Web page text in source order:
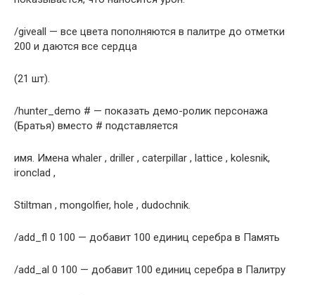
/giveall — все цвета пополняются в палитре до отметки
200 и даются все сердца
(21 шт).
/hunter_demo # — показать демо-ролик персонажа
(Братья) вместо # подставляется
имя. Имена whaler , driller , caterpillar , lattice , kolesnik,
ironclad ,
Stiltman , mongolfier, hole , dudochnik.
/add_fl 0 100 — добавит 100 единиц серебра в Память
/add_al 0 100 — добавит 100 единиц серебра в Палитру